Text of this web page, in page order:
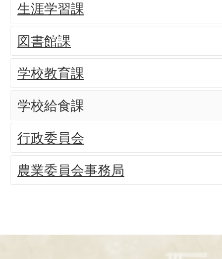
生涯学習課
図書館課
学校教育課
学校給食課
行政委員会
農業委員会事務局